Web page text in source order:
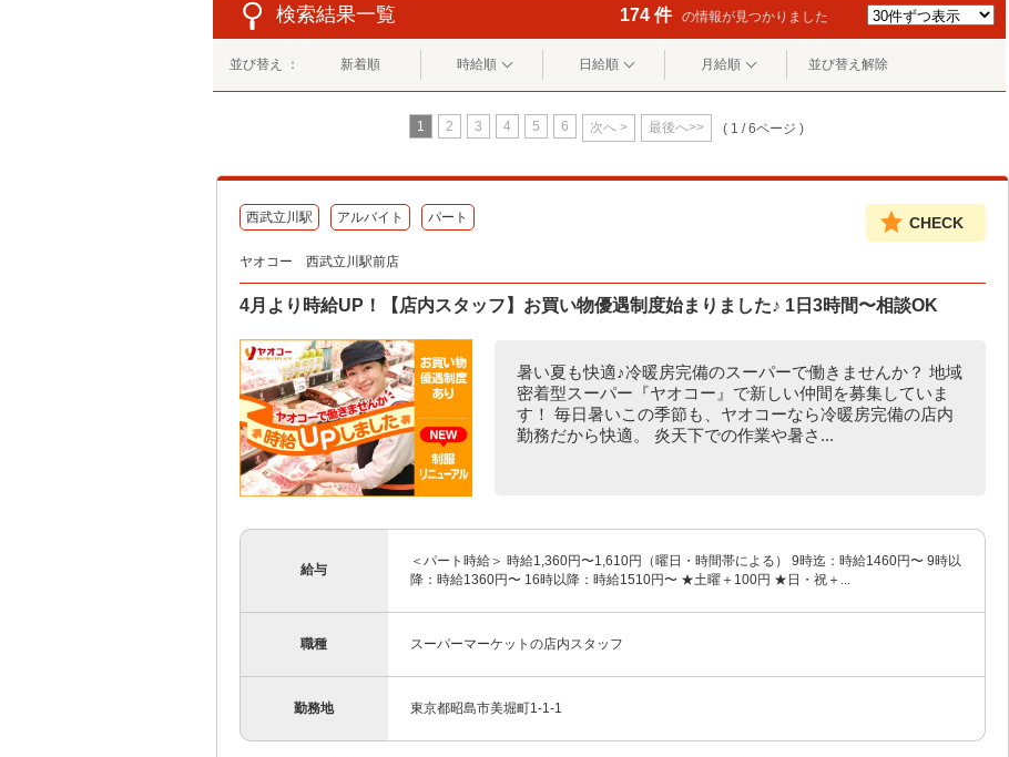
検索結果一覧 174 件 の情報が見つかりました
並び替え ： 新着順 時給順 日給順 月給順 並び替え解除
1 2 3 4 5 6 次へ > 最後へ>> ( 1 / 6ページ )
西武立川駅 アルバイト パート CHECK
ヤオコー 西武立川駅前店
4月より時給UP！【店内スタッフ】お買い物優遇制度始まりました♪ 1日3時間〜相談OK
暑い夏も快適♪冷暖房完備のスーパーで働きませんか？ 地域
密着型スーパー『ヤオコー』で新しい仲間を募集していま
す！ 毎日暑いこの季節も、ヤオコーなら冷暖房完備の店内
勤務だから快適。 炎天下での作業や暑さ...
給与
＜パート時給＞ 時給1,360円〜1,610円（曜日・時間帯による） 9時迄：時給1460円〜 9時以
降：時給1360円〜 16時以降：時給1510円〜 ★土曜＋100円 ★日・祝＋...
職種 スーパーマーケットの店内スタッフ
勤務地 東京都昭島市美堀町1-1-1